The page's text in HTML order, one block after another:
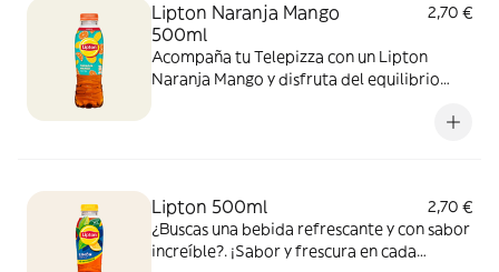
Lipton Naranja Mango
500ml
2,70 €
Acompaña tu Telepizza con un Lipton
Naranja Mango y disfruta del equilibrio
Lipton 500ml
2,70 €
¿Buscas una bebida refrescante y con sabor
increíble?. ¡Sabor y frescura en cada